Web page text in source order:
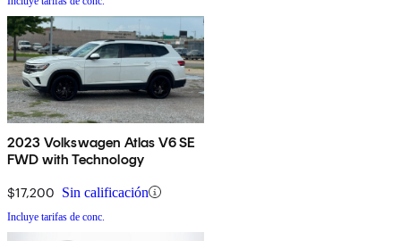
2023 Volkswagen Atlas V6 SE
FWD with Technology
$17,200 Sin calificación
Incluye tarifas de conc.